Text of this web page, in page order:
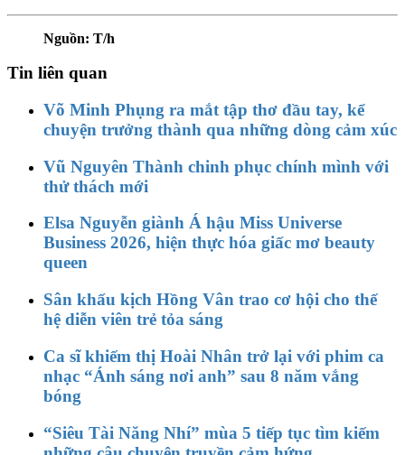
Nguồn: T/h
Tin liên quan
Võ Minh Phụng ra mắt tập thơ đầu tay, kể
chuyện trưởng thành qua những dòng cảm xúc
Vũ Nguyên Thành chinh phục chính mình với
thử thách mới
Elsa Nguyễn giành Á hậu Miss Universe
Business 2026, hiện thực hóa giấc mơ beauty
queen
Sân khấu kịch Hồng Vân trao cơ hội cho thế
hệ diễn viên trẻ tỏa sáng
Ca sĩ khiếm thị Hoài Nhân trở lại với phim ca
nhạc “Ánh sáng nơi anh” sau 8 năm vắng
bóng
“Siêu Tài Năng Nhí” mùa 5 tiếp tục tìm kiếm